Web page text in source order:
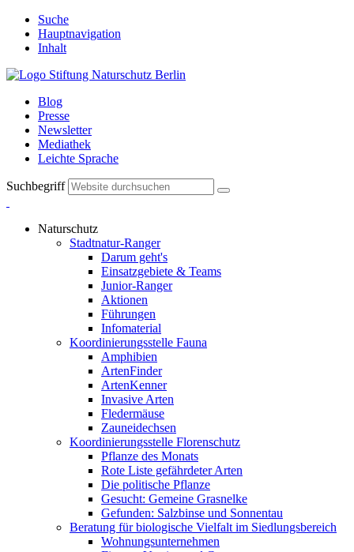
Suche
Hauptnavigation
Inhalt
Blog
Presse
Newsletter
Mediathek
Leichte Sprache
Suchbegriff
Naturschutz
Stadtnatur-Ranger
Darum geht's
Einsatzgebiete & Teams
Junior-Ranger
Aktionen
Führungen
Infomaterial
Koordinierungsstelle Fauna
Amphibien
ArtenFinder
ArtenKenner
Invasive Arten
Fledermäuse
Zauneidechsen
Koordinierungsstelle Florenschutz
Pflanze des Monats
Rote Liste gefährdeter Arten
Die politische Pflanze
Gesucht: Gemeine Grasnelke
Gefunden: Salzbinse und Sonnentau
Beratung für biologische Vielfalt im Siedlungsbereich
Wohnungsunternehmen